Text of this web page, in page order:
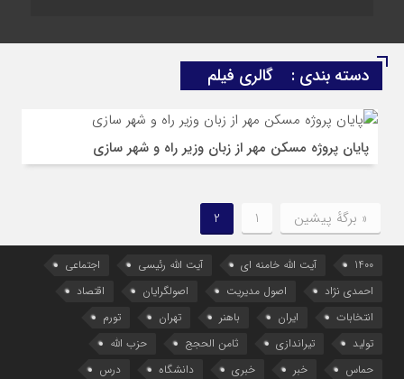
دسته بندی : گالری فیلم
پایان پروژه مسکن مهر از زبان وزیر راه و شهر سازی
« برگه‌ٔ پیشین 1
2
1400 آیت الله خامنه ای آیت الله رئیسی
اجتماعی
احمدی نژاد
اصول مدیریت اصولگرایان
اقتصاد
انتخابات
ایران باهنر تهران
تورم
تولید
تیراندازی ثامن الحجج
حزب الله
حماس
خبر خبری دانشگاه درس